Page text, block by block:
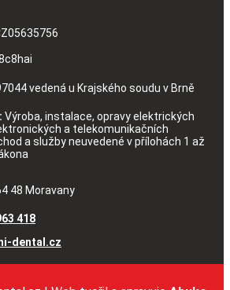
vedená u Krajského soudu v Brně
Výroba, instalace, opravy elektrických
a telekomunikačních
a služby neuvedené v přílohách 1 až
48 Moravany
418
dental.cz